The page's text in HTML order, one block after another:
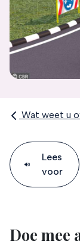
Wat weet u
Lees
voor
Doe mee